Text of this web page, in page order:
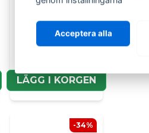
Kromring dimljus
höger sida Ligier
LÄGG I KORGEN
-34%
Acceptera alla